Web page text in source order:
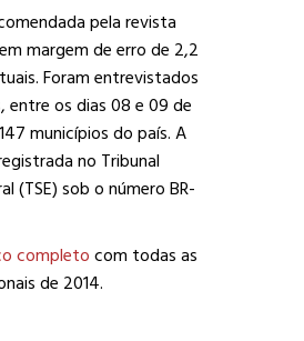
pela revista
margem de erro de 2,2
Foram entrevistados
entre os dias 08 e 09 de
municípios do país. A
no Tribunal
(TSE) sob o número BR-
completocom todas as
de 2014.